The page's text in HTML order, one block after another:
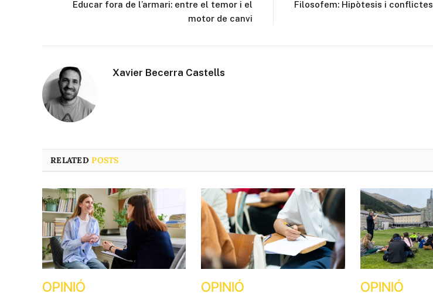
Educar fora de l’armari: entre el temor i el
motor de canvi
Filosofem: Hipòtesis i conflictes
Xavier Becerra Castells
RELATEDPOSTS
OPINIÓ OPINIÓ OPINIÓ